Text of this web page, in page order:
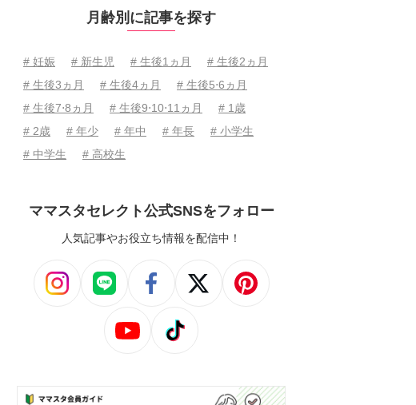
月齢別に記事を探す
# 妊娠 # 新生児 # 生後1ヵ月
# 生後2ヵ月
# 生後3ヵ月
# 生後4ヵ月
# 生後5⋅6ヵ月
# 生後7⋅8ヵ月
# 生後9⋅10⋅11ヵ月
# 1歳
# 2歳
# 年少 # 年中 # 年長
# 小学生
# 中学生
# 高校生
ママスタセレクト公式SNSをフォロー
人気記事やお役立ち情報を配信中！